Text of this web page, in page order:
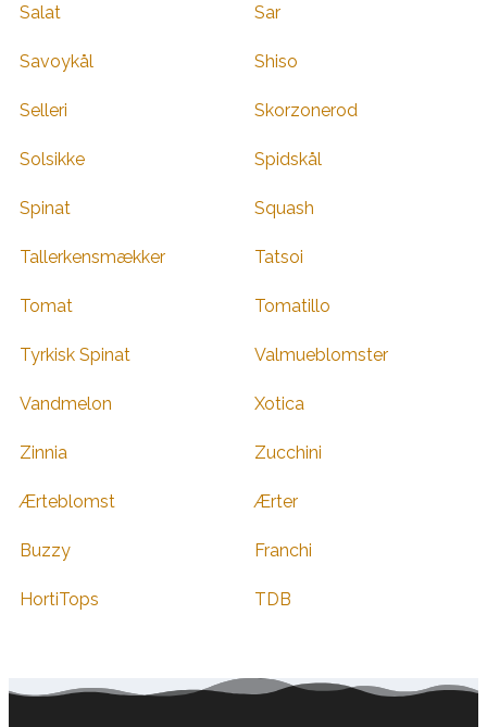
Salat Sar
Savoykål Shiso
Selleri Skorzonerod
Solsikke Spidskål
Spinat Squash
Tallerkensmækker Tatsoi
Tomat Tomatillo
Tyrkisk Spinat Valmueblomster
Vandmelon Xotica
Zinnia Zucchini
Ærteblomst Ærter
Buzzy Franchi
HortiTops TDB